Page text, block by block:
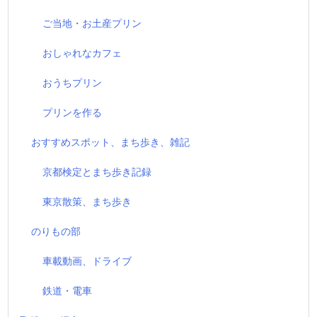
ご当地・お土産プリン
おしゃれなカフェ
おうちプリン
プリンを作る
おすすめスポット、まち歩き、雑記
京都検定とまち歩き記録
東京散策、まち歩き
のりもの部
車載動画、ドライブ
鉄道・電車